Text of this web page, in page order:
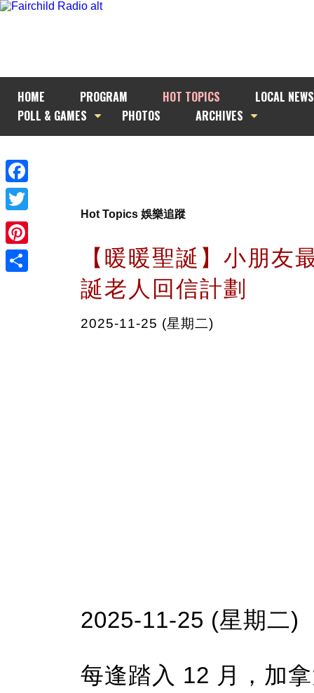
HOME PROGRAM HOT TOPICS
LOCAL NEWS
POLL & GAMES
PHOTOS ARCHIVES
Facebook
Twitter
Pinterest
Hot Topics 娛樂追蹤
【暖暖聖誕】小朋友
誕老人回信計劃
2025-11-25 (星期二)
2025-11-25 (星期二)
每逢踏入 12 月，加